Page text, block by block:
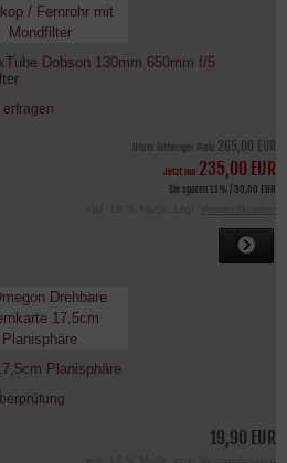
Dobson 130mm 650mm f/5
erfragen
Unser bisheriger Preis 265,00 EUR
Jetzt nur 235,00 EUR
Sie sparen 11% / 30,00 EUR
Planisphäre
19,90 EUR